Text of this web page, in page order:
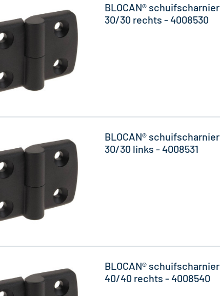
BLOCAN® schuifscharnier
30/30 rechts - 4008530
BLOCAN® schuifscharnier
30/30 links - 4008531
BLOCAN® schuifscharnier
40/40 rechts - 4008540